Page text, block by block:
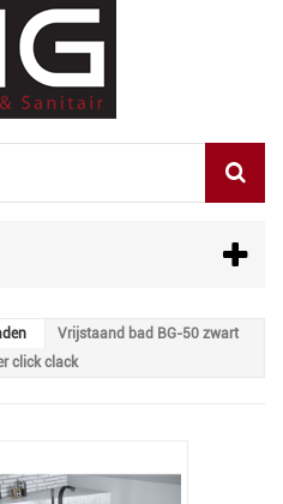
Vrijstaand bad BG-50 zwart
click clack